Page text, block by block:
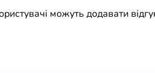
можуть додавати